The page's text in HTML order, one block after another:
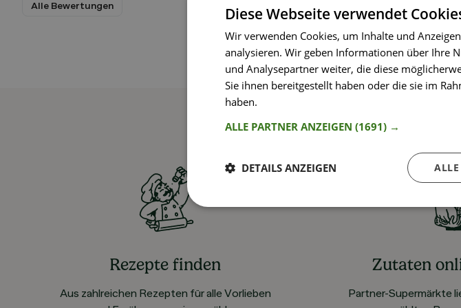
Alle Bewertungen
Rezepte finden
Aus zahlreichen Rezepten für alle Vorlieben
Zutaten
Partner-Supermärkte
Diese Webseite verwendet
Wir verwenden Cookies, um Inhalte und
analysieren. Wir geben Informationen über Ihre
und Analysepartner weiter, die diese
Sie ihnen bereitgestellt haben oder die sie im
haben.
ALLE PARTNER ANZEIGEN (1691) →
DETAILS ANZEIGEN